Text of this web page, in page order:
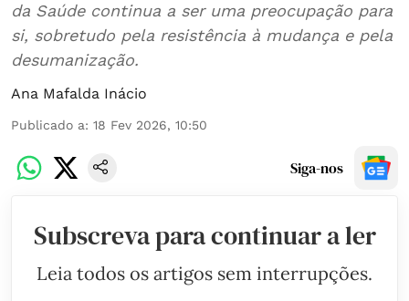
da Saúde continua a ser uma preocupação para
si, sobretudo pela resistência à mudança e pela
desumanização.
Ana Mafalda Inácio
Publicado a: 18 Fev 2026, 10:50
Siga-nos
Subscreva para continuar a ler
Leia todos os artigos sem interrupções.